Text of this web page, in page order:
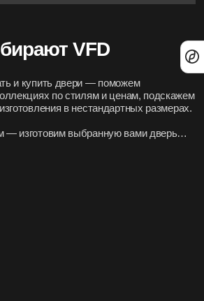
VFD
и купить двери — поможем
по стилям и ценам, подскажем
в нестандартных размерах.
— изготовим выбранную вами дверь
дизайн-проекту или по фото.